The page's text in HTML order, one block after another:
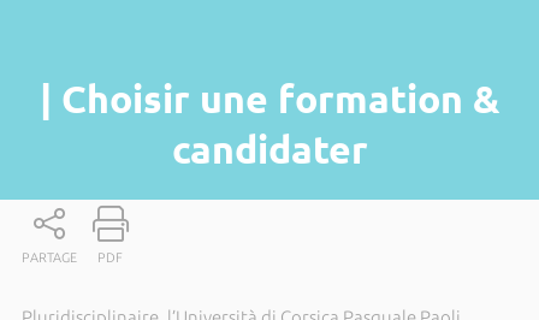
| Choisir une formation &
candidater
PARTAGE PDF